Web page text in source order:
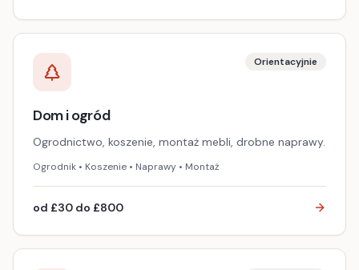
Orientacyjnie
Dom i ogród
Ogrodnictwo, koszenie, montaż mebli, drobne naprawy.
Ogrodnik • Koszenie • Naprawy • Montaż
od £30 do £800